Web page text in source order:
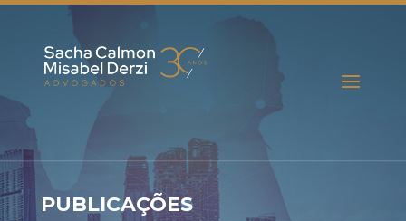
PUBLICAÇÕES